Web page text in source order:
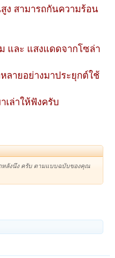
ง สามารถกันความร้อน
และ แสงแดดจากโซล่า
ลายอย่างมาประยุกต์ใช้
เล่าให้ฟังครับ
หลังนึง ครับ ตามแบบฉบับของคุณ